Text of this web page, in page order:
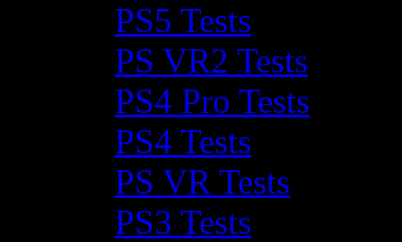
PS5 Tests
PS VR2 Tests
PS4 Pro Tests
PS4 Tests
PS VR Tests
PS3 Tests